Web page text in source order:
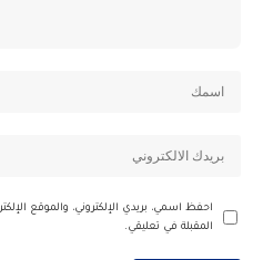
احفظ اسمي، بريدي الإلكتروني، والموقع
المقبلة في تعليقي.